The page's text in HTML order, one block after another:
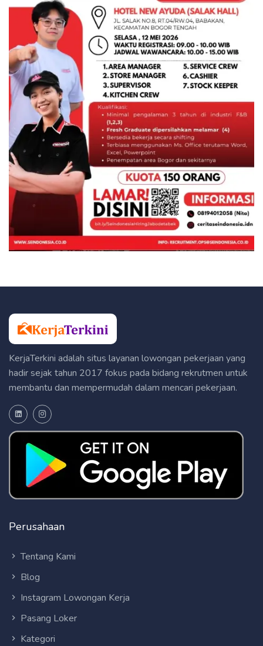
KerjaTerkini adalah situs layanan lowongan pekerjaan yang
hadir sejak tahun 2017 fokus pada bidang rekrutmen untuk
membantu dan mempermudah dalam mencari pekerjaan.
Perusahaan
Tentang Kami
Blog
Instagram Lowongan Kerja
Pasang Loker
Kategori